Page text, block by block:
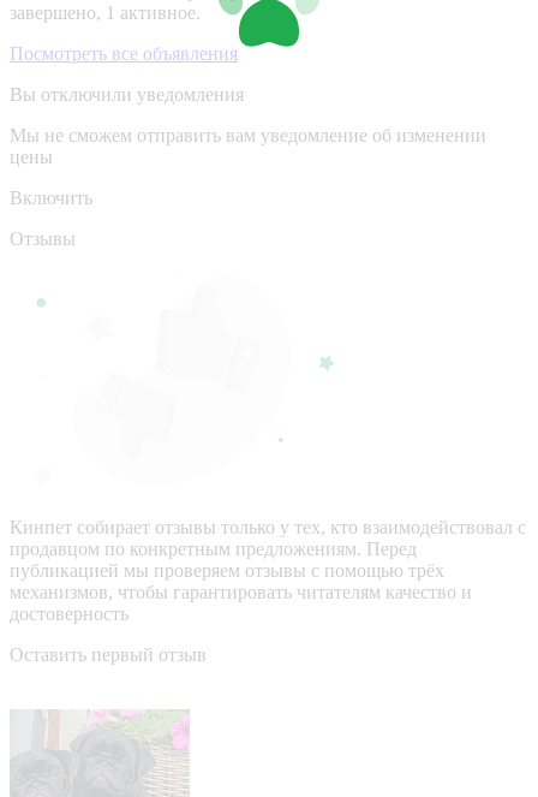
завершено, 1 активное.
Посмотреть все объявления
Вы отключили уведомления
Мы не сможем отправить вам уведомление об изменении
цены
Включить
Отзывы
Кинпет собирает отзывы только у тех, кто взаимодействовал с
продавцом по конкретным предложениям. Перед
публикацией мы проверяем отзывы с помощью трёх
механизмов, чтобы гарантировать читателям качество и
достоверность
Оставить первый отзыв